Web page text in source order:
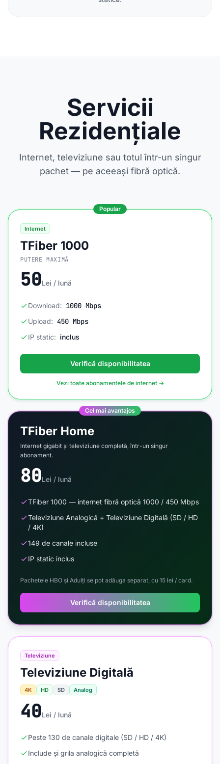
Servicii
Rezidențiale
Internet, televiziune sau totul într-un singur
pachet — pe aceeași fibră optică.
Popular
Internet
TFiber 1000
PUTERE MAXIMĂ
50Lei / lună
Download: 1000 Mbps
Upload: 450 Mbps
IP static: inclus
Verifică disponibilitatea
Vezi toate abonamentele de internet →
Televiziune
Televiziune Digitală
4K HD SD Analog
40Lei / lună
Peste 130 de canale digitale (SD / HD / 4K)
Include și grila analogică completă
Cel mai avantajos
TFiber Home
Internet gigabit și televiziune completă, într-un singur
abonament.
80Lei / lună
TFiber 1000 — internet fibră optică 1000 / 450 Mbps
Televiziune Analogică + Televiziune Digitală (SD / HD
/ 4K)
149 de canale incluse
IP static inclus
Pachetele HBO și Adulți se pot adăuga separat, cu 15 lei / card.
Verifică disponibilitatea